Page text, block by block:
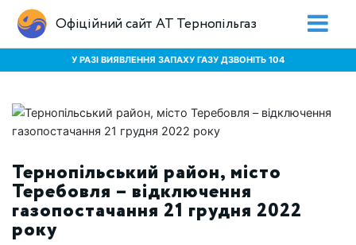
Офіційний сайт АТ Тернопільгаз
У РАЗІ ВИЯВЛЕННЯ ЗАПАХУ ГАЗУ ДЗВОНІТЬ 104
Тернопільський район, місто
Теребовля – відключення
газопостачання 21 грудня 2022
року